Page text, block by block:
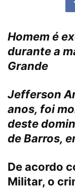
Homem é
durante a
Grande
Jefferson
anos, foi
deste
de Barros,
De acordo
Militar, o